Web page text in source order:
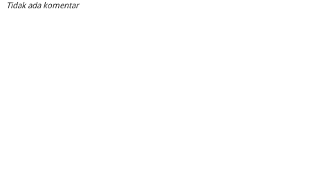
Tidak ada komentar